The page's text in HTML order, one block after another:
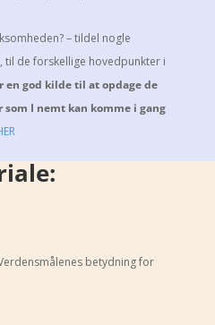
– tildel nogle
, til de forskellige hovedpunkter i
en god kilde til at opdage de
I nemt kan komme i gang
betydning for